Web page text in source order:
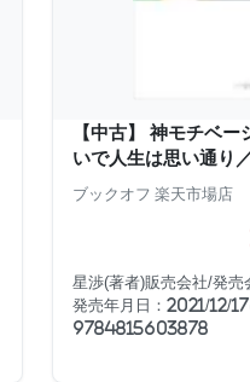
【中古】 神モチベ
いで人生は思い通り
ブックオフ 楽天市場店
星渉(著者)販売会社/発売
発売年月日：2021/12/
9784815603878